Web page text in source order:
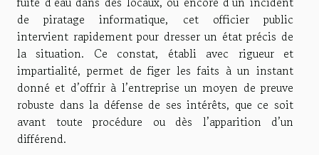
de piratage informatique, cet officier public
intervient rapidement pour dresser un état précis de
la situation. Ce constat, établi avec rigueur et
impartialité, permet de figer les faits à un instant
donné et d’offrir à l’entreprise un moyen de preuve
robuste dans la défense de ses intérêts, que ce soit
avant toute procédure ou dès l’apparition d’un
différend.